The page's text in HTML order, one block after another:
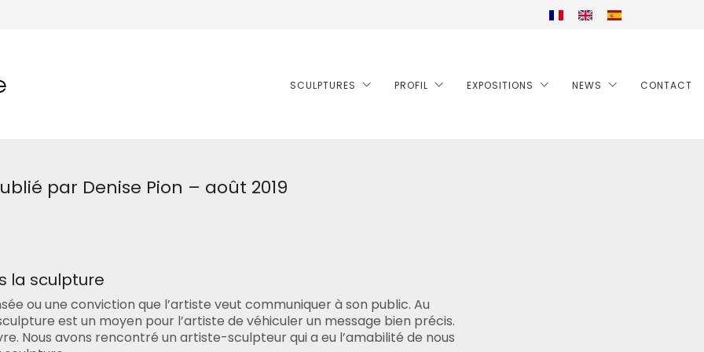
SCULPTURES PROFIL EXPOSITIONS NEWS CONTACT
par Denise Pion – août 2019
la sculpture
ou une conviction que l’artiste veut communiquer à son public. Au
est un moyen pour l’artiste de véhiculer un message bien précis.
Nous avons rencontré un artiste-sculpteur qui a eu l’amabilité de nous